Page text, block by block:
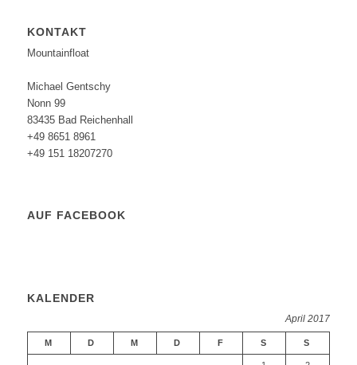
KONTAKT
Mountainfloat
Michael Gentschy
Nonn 99
83435 Bad Reichenhall
+49 8651 8961
+49 151 18207270
AUF FACEBOOK
KALENDER
April 2017
M D M D F S S